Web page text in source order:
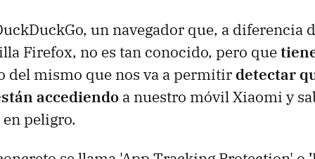
un navegador que, a diferencia
Firefox, no es tan conocido, pero que
del mismo que nos va a permitir detectar
accediendo a nuestro móvil Xiaomi y
peligro.